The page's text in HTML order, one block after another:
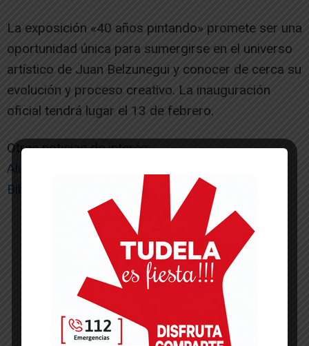
La exposición «40 años pintando» promete ser una
oportunidad única para sumergirse en el universo
artístico de Juan Belzunegui y conocer de cerca su
evolución y proceso creativo. La inauguración
oficial tendrá lugar el 13 de febrero.
Otras noticias de interés:
Alumnos de la Fundación El Castillo crean la
Biblioteca de Semillas de Tudela
-- Publicidad --